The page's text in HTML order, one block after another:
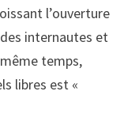
l’ouverture
internautes et
temps,
libres est «